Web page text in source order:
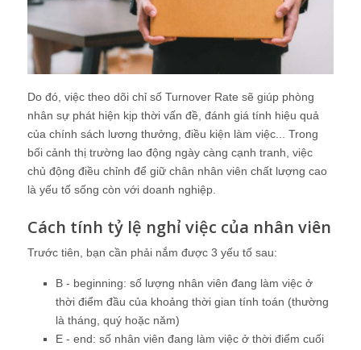
Do đó, việc theo dõi chỉ số Turnover Rate sẽ giúp phòng
nhân sự phát hiện kịp thời vấn đề, đánh giá tính hiệu quả
của chính sách lương thưởng, điều kiện làm việc... Trong
bối cảnh thị trường lao động ngày càng cạnh tranh, việc
chủ động điều chỉnh để giữ chân nhân viên chất lượng cao
là yếu tố sống còn với doanh nghiệp.
Cách tính tỷ lệ nghỉ việc của nhân viên
Trước tiên, bạn cần phải nắm được 3 yếu tố sau:
B - beginning: số lượng nhân viên đang làm việc ở
thời điểm đầu của khoảng thời gian tính toán (thường
là tháng, quý hoặc năm)
E - end: số nhân viên đang làm việc ở thời điểm cuối